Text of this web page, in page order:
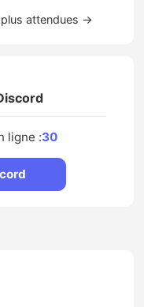
attendues →
ligne :30